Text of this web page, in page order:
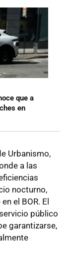
que a
en
Urbanismo,
a las
nocturno,
el BOR. El
público
garantizarse,